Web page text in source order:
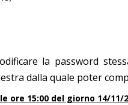
la password
dalla quale poter
ore 15:00 del giorno 14/11/